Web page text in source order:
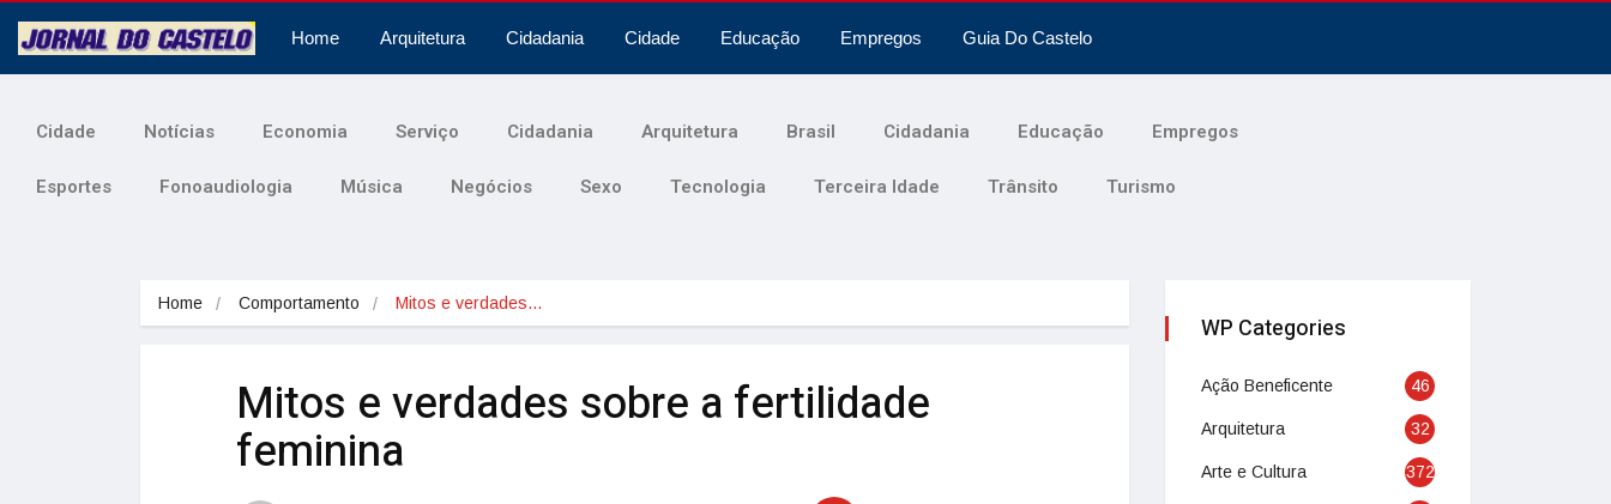
Home Arquitetura Cidadania Cidade Educação Empregos Guia Do Castelo
Cidade Notícias Economia Serviço Cidadania Arquitetura Brasil Cidadania Educação Empregos
Esportes Fonoaudiologia Música Negócios Sexo Tecnologia Terceira Idade Trânsito Turismo
Home Comportamento Mitos e verdades…
Mitos e verdades sobre a fertilidade
feminina
WP Categories
Ação Beneficente 46
Arquitetura 32
Arte e Cultura 372